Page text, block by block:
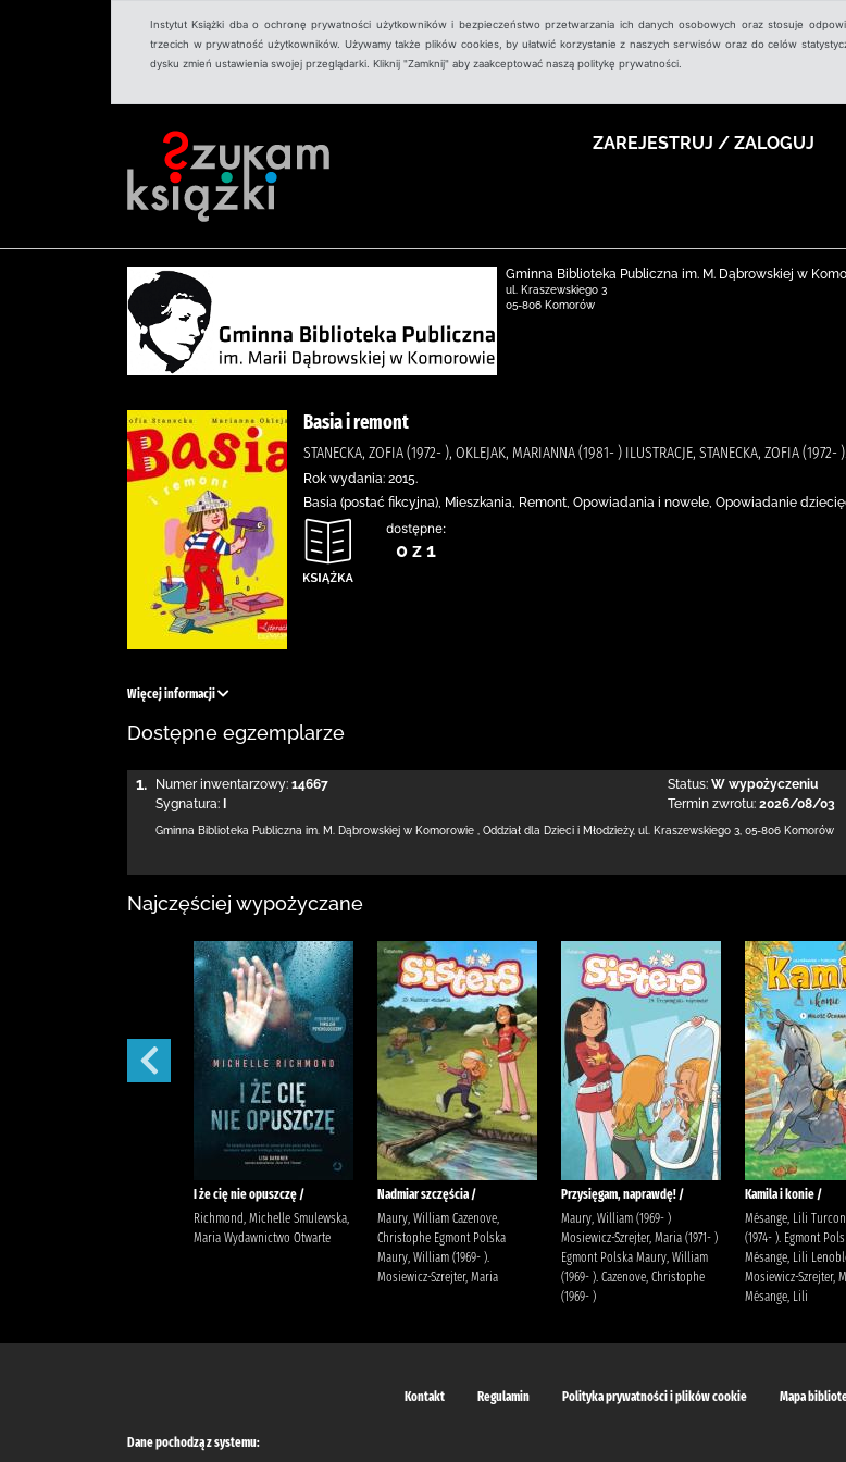
Instytut Książki dba o ochronę prywatności użytkowników i bezpieczeństwo przetwarzania ich danych osobowych oraz stosuje
trzecich w prywatność użytkowników. Używamy także plików cookies, by ułatwić korzystanie z naszych serwisów oraz do celów
dysku zmień ustawienia swojej przeglądarki. Kliknij "Zamknij" aby zaakceptować naszą politykę prywatności.
ZAREJESTRUJ / ZALOGUJ
Gminna Biblioteka Publiczna im. M. Dąbrowskiej w
ul. Kraszewskiego 3
05-806 Komorów
Basia i remont
STANECKA, ZOFIA (1972- ), OKLEJAK, MARIANNA (1981- ) ILUSTRACJE, STANECKA, ZOFIA (1972- ).
Rok wydania: 2015.
Basia (postać fikcyjna), Mieszkania, Remont, Opowiadania i nowele, Opowiadanie
dostępne:
0 z 1
Więcej informacji
Dostępne egzemplarze
1. Numer inwentarzowy: 14667
Sygnatura:
Status: W wypożyczeniu
Termin zwrotu: 2026/08/03
Gminna Biblioteka Publiczna im. M. Dąbrowskiej w Komorowie Oddział dla Dzieci i Młodzieży, ul. Kraszewskiego 3 05-806 Komorów
Najczęściej wypożyczane
I że cię nie opuszczę /
Richmond, Michelle Smulewska,
Maria Wydawnictwo Otwarte
Nadmiar szczęścia /
Maury, William Cazenove,
Christophe Egmont Polska
Maury, William (1969- ).
Mosiewicz-Szrejter, Maria
Przysięgam, naprawdę! /
Maury, William (1969- )
Mosiewicz-Szrejter, Maria (1971- )
Egmont Polska Maury, William
(1969- ). Cazenove, Christophe
(1969- )
Kamila i konie /
Mésange, Lili
(1974- ). Egmont
Mésange, Lili
Mosiewicz-Szrejter,
Mésange, Lili
Kontakt Regulamin Polityka prywatności i plików cookie Mapa
Dane pochodzą z systemu: